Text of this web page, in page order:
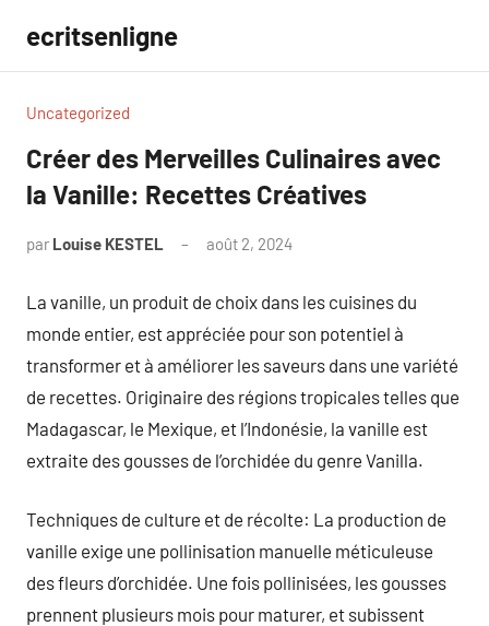
contenu
ecritsenligne
Uncategorized
Créer des Merveilles Culinaires avec
la Vanille: Recettes Créatives
par Louise KESTEL août 2, 2024
La vanille, un produit de choix dans les cuisines du
monde entier, est appréciée pour son potentiel à
transformer et à améliorer les saveurs dans une variété
de recettes. Originaire des régions tropicales telles que
Madagascar, le Mexique, et l’Indonésie, la vanille est
extraite des gousses de l’orchidée du genre Vanilla.
Techniques de culture et de récolte: La production de
vanille exige une pollinisation manuelle méticuleuse
des fleurs d’orchidée. Une fois pollinisées, les gousses
prennent plusieurs mois pour maturer, et subissent